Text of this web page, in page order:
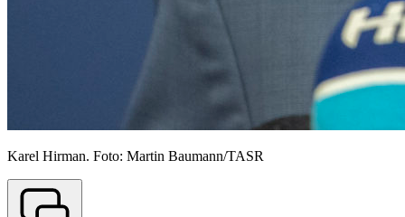
Karel Hirman. Foto: Martin Baumann/TASR